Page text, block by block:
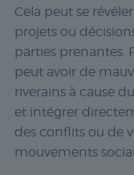
Cela peut se
projets ou
parties prenantes.
peut avoir de
riverains à cause
et intégrer
des conflits ou de
mouvements